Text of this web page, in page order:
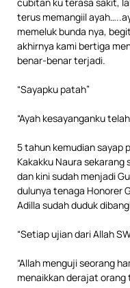
terus memangiil
memeluk bunda nya,
akhirnya kami bertiga
benar-benar terjadi.
“Sayapku patah”
“Ayah kesayanganku
5 tahun kemudian sayap
Kakakku Naura sekarang
dan kini sudah menjadi
dulunya tenaga Honorer
Adilla sudah duduk
“Setiap ujian dari Allah
“Allah menguji seorang
menaikkan derajat